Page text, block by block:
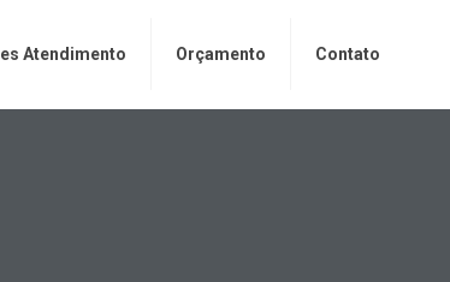
Atendimento Orçamento Contato